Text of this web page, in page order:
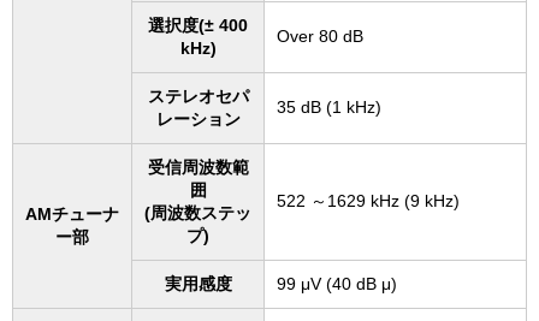
選択度(± 400
kHz)
Over 80 dB
ステレオセパ
レーション
35 dB (1 kHz)
AMチューナ
ー部
受信周波数範
囲
(周波数ステッ
プ)
522 ～1629 kHz (9 kHz)
実用感度 99 μV (40 dB μ)